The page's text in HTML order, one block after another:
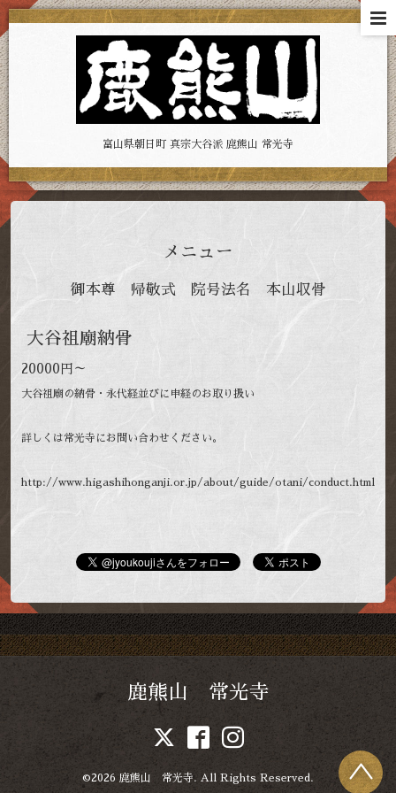
富山県朝日町 真宗大谷派 鹿熊山 常光寺
メニュー
御本尊 帰敬式 院号法名 本山収骨
大谷祖廟納骨
20000円～
大谷祖廟の納骨・永代経並びに申経のお取り扱い
詳しくは常光寺にお問い合わせください。
http://www.higashihonganji.or.jp/about/guide/otani/conduct.html
鹿熊山 常光寺
©2026 鹿熊山 常光寺. All Rights Reserved.